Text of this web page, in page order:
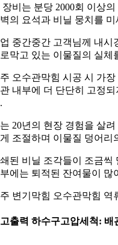
장비는 분당 2000회 이상
의 요석과 비닐 뭉치를
중간중간 고객님께 내시
막고 있는 이물질의 실체
오수관막힘 시공 시 가
내부에 더 단단히 고정
20년의 현장 경험을 살
조절하며 이물질 덩어리
된 비닐 조각들이 조금씩
에는 퇴적된 잔여물이 많
변기막힘 오수관막힘 역
출력 하수구고압세척: 배